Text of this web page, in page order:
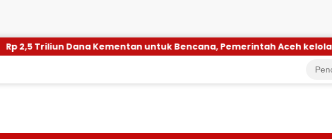
Dana Kementan untuk Bencana, Pemerintah Aceh kelola Rp 9,7 Miliar